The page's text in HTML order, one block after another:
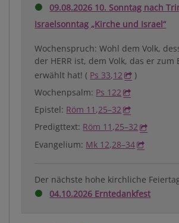
09.08.2026 10. Sonntag nach
Israelsonntag „Kirche und Israel“
Wochenspruch: Wohl dem Volk,
der HERR ist, dem Volk, das er zum
erwählt hat! ( Ps 33,12
)
Wochenpsalm: Ps 122
Epistel: Röm 11,25–32
Predigttext: Röm 11,25–32
Evangelium: Mk 12,28–34
Der nächste hohe kirchliche
04.10.2026 Erntedankfest